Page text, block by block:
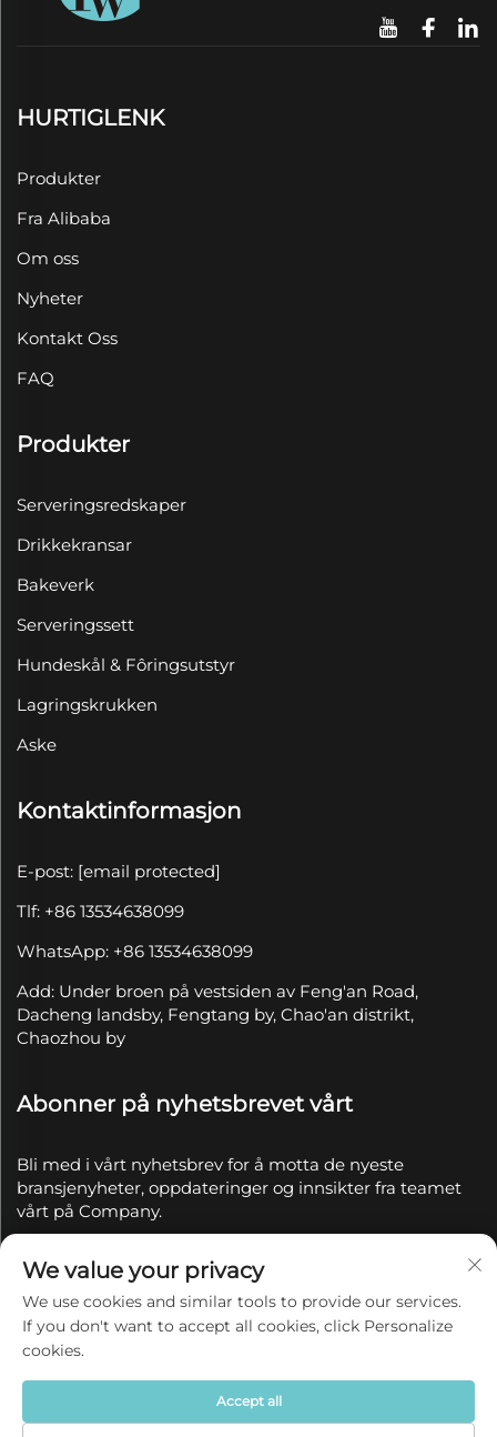
HURTIGLENK
Produkter
Fra Alibaba
Om oss
Nyheter
Kontakt Oss
FAQ
Produkter
Serveringsredskaper
Drikkekransar
Bakeverk
Serveringssett
Hundeskål & Fôringsutstyr
Lagringskrukken
Aske
Kontaktinformasjon
E-post: [email protected]
Tlf: +86 13534638099
WhatsApp: +86 13534638099
Add: Under broen på vestsiden av Feng'an Road,
Dacheng landsby, Fengtang by, Chao'an distrikt,
Chaozhou by
Abonner på nyhetsbrevet vårt
Bli med i vårt nyhetsbrev for å motta de nyeste
bransjenyheter, oppdateringer og innsikter fra teamet
vårt på Company.
Copyright © 2025 av Chaozhou Qianyue Ceramics Co.,
Ltd.
Personvernerklæring
We value your privacy
We use cookies and similar tools to provide our services.
If you don't want to accept all cookies, click Personalize
cookies.
Accept all